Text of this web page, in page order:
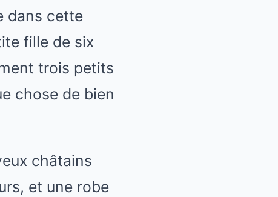
dans cette
fille de six
trois petits
chose de bien
châtains
et une robe